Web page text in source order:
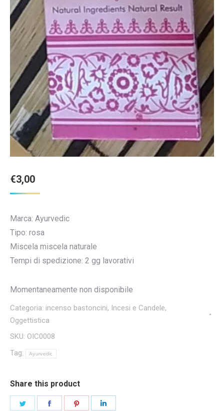
€3,00
Marca: Ayurvedic
Tipo: rosa
Miscela miscela naturale
Tempi di spedizione: 2 gg lavorativi
Momentaneamente non disponibile
Categoria: incenso bastoncini, Incesi e Candele,
Oggettistica
SKU: OIC0008
Tag:
Ayurvedic
Share this product
Condividi Condividi Condividi